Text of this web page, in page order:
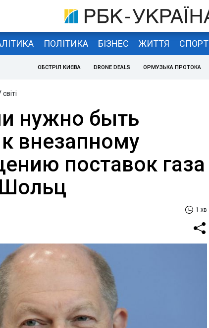
ПОЛІТИКА БІЗНЕС ЖИТТЯ СПОРТ
ОБСТРІЛ КИЄВА DRONE DEALS ОРМУЗЬКА ПРОТОКА
світі
нужно быть
внезапному
поставок газа
1 хв